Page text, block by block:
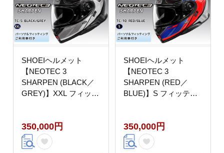
SHOEIヘルメット
【NEOTEC 3
SHARPEN (BLACK／
GREY)】XXL フィッテ
ム ネオテック シャープ
ン バイク ツーリング
ショウエイ [2032]
350,000円
SHOEIヘルメット
【NEOTEC 3
SHARPEN (RED／
BLUE)】S フィッティ
ネオテック シャープン
バイク ツーリング ショ
ウエイ [2034]
350,000円